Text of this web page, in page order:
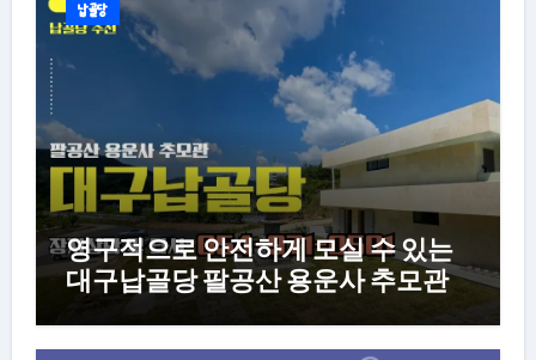
김
납골당
영구적으로 안전하게 모실 수 있는
대구납골당 팔공산 용운사 추모관